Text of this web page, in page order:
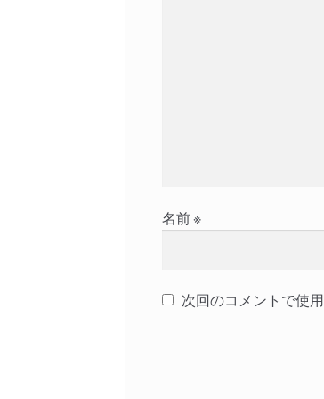
名前※
次回のコメントで使